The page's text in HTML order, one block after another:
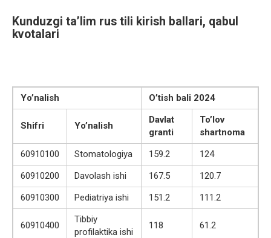
Kunduzgi ta’lim rus tili kirish ballari, qabul
kvotalari
Yo’nalish O’tish bali 2024
Shifri Yo’nalish
Davlat
granti
To’lov
shartnoma
60910100
Stomatologiya 159.2
124
60910200
Davolash ishi 167.5
120.7
60910300
Pediatriya ishi 151.2 111.2
60910400
Tibbiy
profilaktika ishi
118 61.2